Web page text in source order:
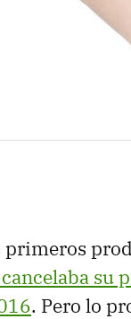
primeros
cancelaba su
. Pero lo